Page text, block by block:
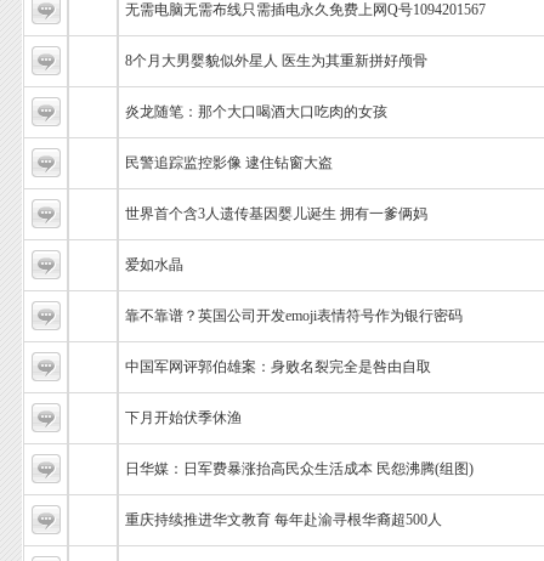
无需电脑无需布线只需插电永久免费上网Q号1094201567
8个月大男婴貌似外星人 医生为其重新拼好颅骨
炎龙随笔：那个大口喝酒大口吃肉的女孩
民警追踪监控影像 逮住钻窗大盗
世界首个含3人遗传基因婴儿诞生 拥有一爹俩妈
爱如水晶
靠不靠谱？英国公司开发emoji表情符号作为银行密码
中国军网评郭伯雄案：身败名裂完全是咎由自取
下月开始伏季休渔
日华媒：日军费暴涨抬高民众生活成本 民怨沸腾(组图)
重庆持续推进华文教育 每年赴渝寻根华裔超500人